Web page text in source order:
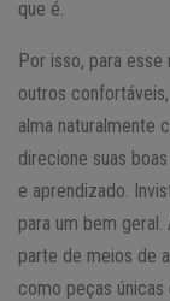
que é.
Por isso, para
outros
alma naturalmente
direcione suas
e aprendizado.
para um bem
parte de meios de
como peças